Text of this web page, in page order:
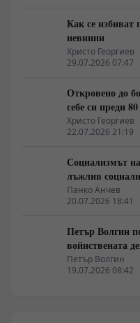
Как се избиват
невинни
Христо Георгиев
29.07.2026 07:47
Откровено до
себе си преди
Христо Георгиев
22.07.2026 21:19
Социализмът
лъжлив
Панко Анчев
20.07.2026 18:41
Петър Волгин
войнствената
Петър Волгин
19.07.2026 08:42